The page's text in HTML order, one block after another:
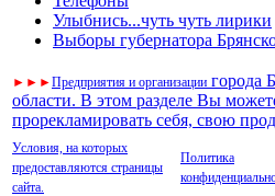
Улыбнись...чуть чуть лирики
Выборы губернатора
► ► ►Предприятия и организации города
области. В этом разделе Вы
прорекламировать себя, свою
Условия, на которых
предоставляются страницы
сайта.
Политика